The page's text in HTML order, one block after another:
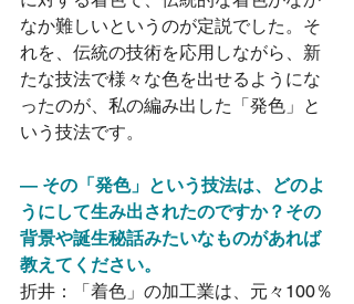
なか難しいというのが定説でした。そ
れを、伝統の技術を応用しながら、新
たな技法で様々な色を出せるようにな
ったのが、私の編み出した「発色」と
いう技法です。
― その「発色」という技法は、どのよ
うにして生み出されたのですか？その
背景や誕生秘話みたいなものがあれば
教えてください。
折井：「着色」の加工業は、元々100％